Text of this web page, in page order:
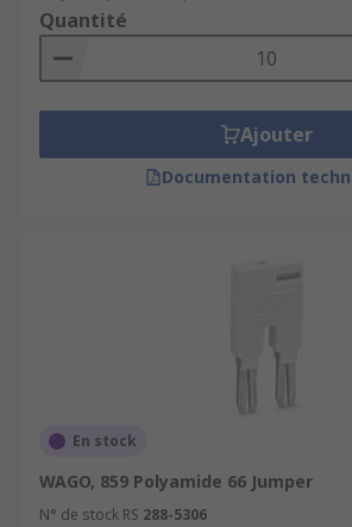
Quantité
Ajouter
Documentation
En stock
WAGO, 859 Polyamide 66 Jumper
N° de stock RS 288-5306